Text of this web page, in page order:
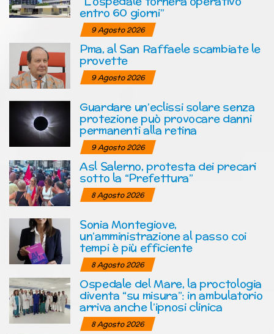
entro 60 giorni”
9 Agosto 2026
Pma, al San Raffaele scambiate le
provette
9 Agosto 2026
Guardare un’eclissi solare senza
protezione può provocare danni
permanenti alla retina
9 Agosto 2026
Asl Salerno, protesta dei precari
sotto la “Prefettura”
8 Agosto 2026
Sonia Montegiove,
un’amministrazione al passo coi
tempi è più efficiente
8 Agosto 2026
Ospedale del Mare, la proctologia
diventa “su misura”: in ambulatorio
arriva anche l’ipnosi clinica
8 Agosto 2026